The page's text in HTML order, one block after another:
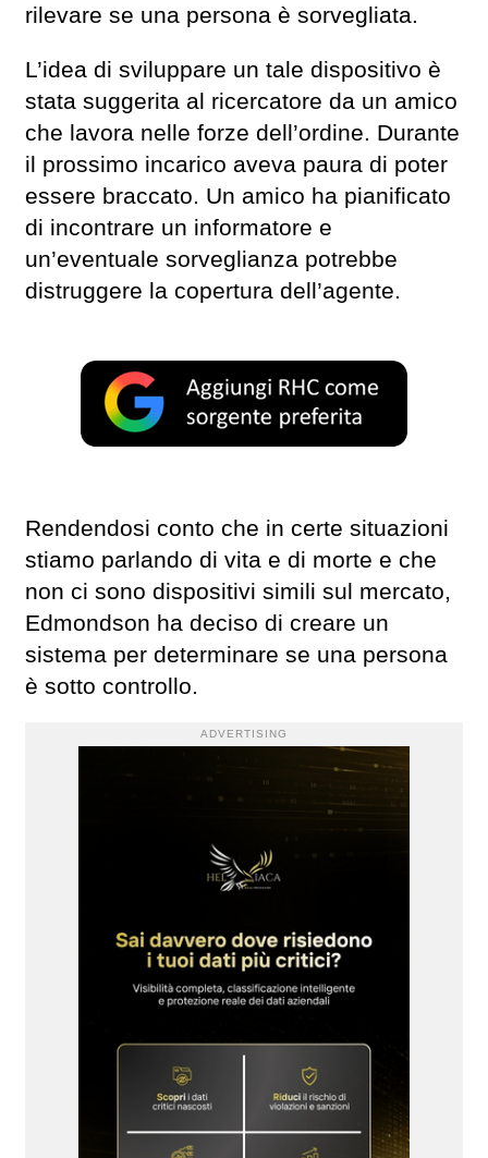
rilevare se una persona è sorvegliata.
L’idea di sviluppare un tale dispositivo è
stata suggerita al ricercatore da un amico
che lavora nelle forze dell’ordine. Durante
il prossimo incarico aveva paura di poter
essere braccato. Un amico ha pianificato
di incontrare un informatore e
un’eventuale sorveglianza potrebbe
distruggere la copertura dell’agente.
Rendendosi conto che in certe situazioni
stiamo parlando di vita e di morte e che
non ci sono dispositivi simili sul mercato,
Edmondson ha deciso di creare un
sistema per determinare se una persona
è sotto controllo.
ADVERTISING